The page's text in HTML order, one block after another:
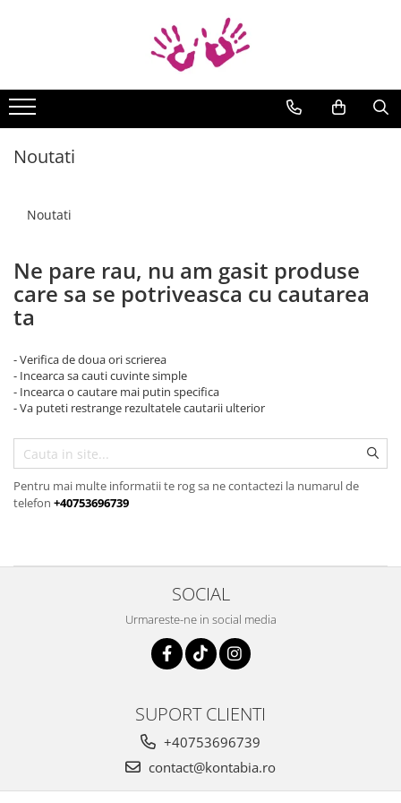
Braille
Cod Binar
Cod Morse
Noutati
Noutati
Ne pare rau, nu am gasit produse
care sa se potriveasca cu cautarea
ta
- Verifica de doua ori scrierea
- Incearca sa cauti cuvinte simple
- Incearca o cautare mai putin specifica
- Va puteti restrange rezultatele cautarii ulterior
Pentru mai multe informatii te rog sa ne contactezi la numarul de
telefon +40753696739
SOCIAL
Urmareste-ne in social media
SUPORT CLIENTI
+40753696739
contact@kontabia.ro